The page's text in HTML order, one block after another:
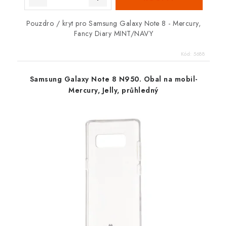
Pouzdro / kryt pro Samsung Galaxy Note 8 - Mercury,
Fancy Diary MINT/NAVY
Kód: 5688
Samsung Galaxy Note 8 N950. Obal na mobil-
Mercury, Jelly, průhledný